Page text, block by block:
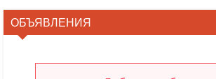
ОБЪЯВЛЕНИЯ